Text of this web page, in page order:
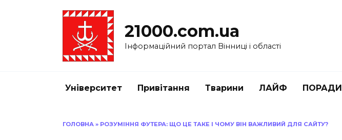
21000.com.ua
Інформаційний портал Вінниці і області
Університет Привітання Тварини ЛАЙФ ПОРАДИ
ГОЛОВНА » РОЗУМІННЯ ФУТЕРА: ЩО ЦЕ ТАКЕ І ЧОМУ ВІН ВАЖЛИВИЙ ДЛЯ САЙТУ?